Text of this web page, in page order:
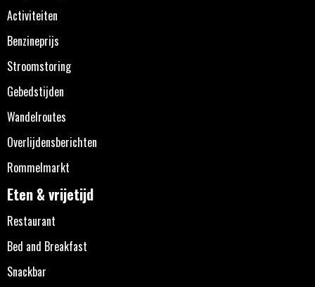
Activiteiten
Benzineprijs
Stroomstoring
Gebedstijden
Wandelroutes
Overlijdensberichten
Rommelmarkt
Eten & vrijetijd
Restaurant
Bed and Breakfast
Snackbar